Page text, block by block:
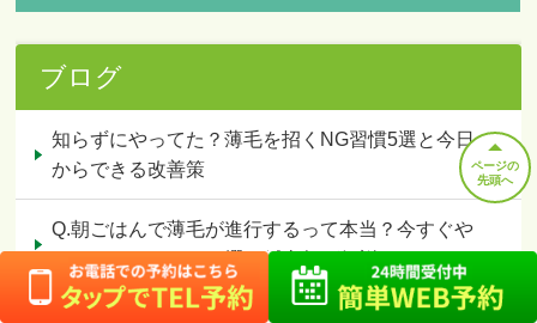
ブログ
知らずにやってた？薄毛を招くNG習慣5選と今日
からできる改善策
Q.朝ごはんで薄毛が進行するって本当？今すぐや
めたいNGメニュー5選を鍼灸師が解説
ページの
先頭へ